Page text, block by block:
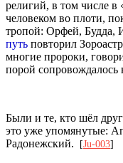
религий, в том числе
человеком во плоти,
тропой: Орфей, Будда,
путь повторил
многие пророки,
порой
Были и те, кто шёл
это уже упомянутые:
Радонежский.
[Ju-003]